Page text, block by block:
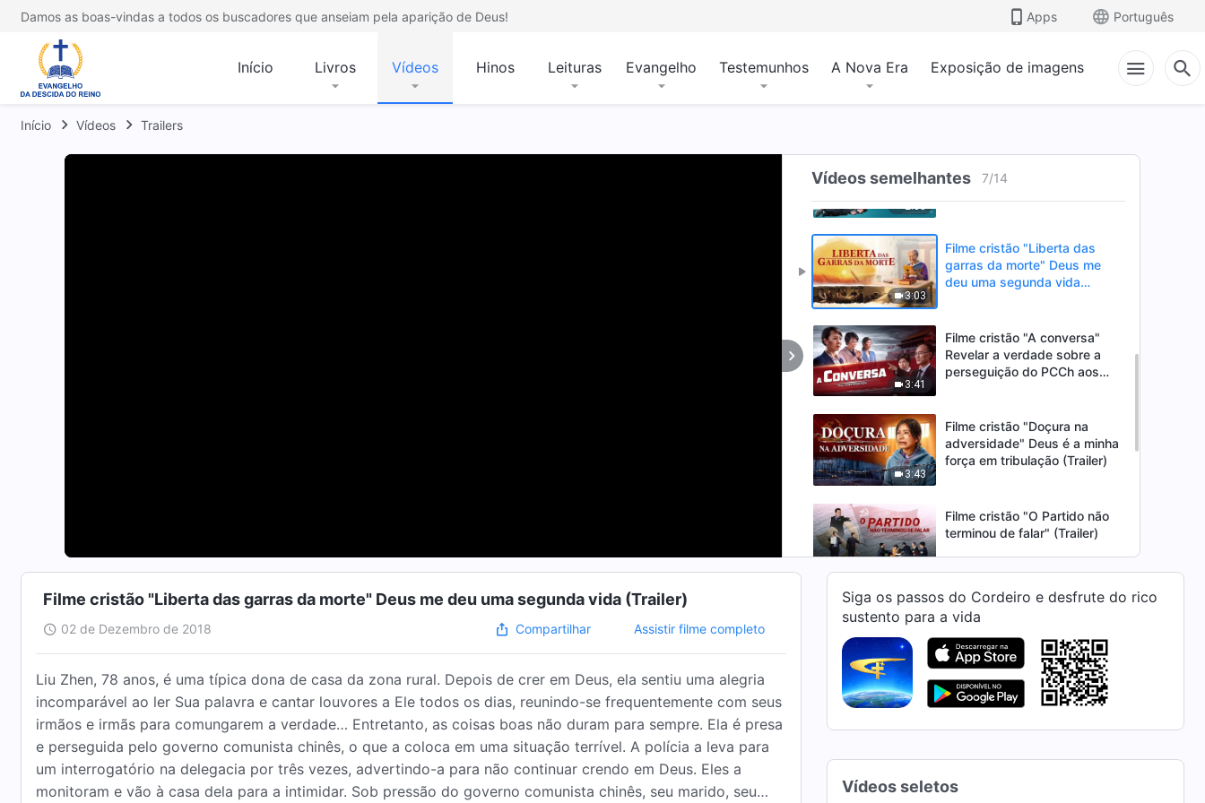
Damos as boas-vindas a todos os buscadores que anseiam pela aparição de Deus! Apps Português
Início Livros Vídeos Hinos Leituras Evangelho Testemunhos A Nova Era Exposição de imagens
Início Vídeos Trailers
Vídeos semelhantes 7/14
verdadeira de um cristão de
Filme cristão "Marcada" 28
2:35
Filme gospel "17? Nem aqui,
nem no inferno!" A história da
3:03
Filme cristão "Liberta das
garras da morte" Deus me
deu uma segunda vida
3:41
Filme cristão "A conversa"
Revelar a verdade sobre a
perseguição do PCCh aos
3:43
Filme cristão "Doçura na
adversidade" Deus é a minha
força em tribulação (Trailer)
Filme cristão "O Partido não
terminou de falar" (Trailer)
1:43
Filme cristão "Nas
profundezas do inverno"
Deus é o poder da minha vida
(Trailer)
Filme cristão "Reeducação
vermelha em casa" Os
cristãos decidem seguir
Filme cristão "As mentiras do
Filme cristão "Liberta das garras da morte" Deus me deu uma segunda vida (Trailer)
02 de Dezembro de 2018 Compartilhar Assistir filme completo
Liu Zhen, 78 anos, é uma típica dona de casa da zona rural. Depois de crer em Deus, ela sentiu uma alegria
incomparável ao ler Sua palavra e cantar louvores a Ele todos os dias, reunindo-se frequentemente com seus
irmãos e irmãs para comungarem a verdade… Entretanto, as coisas boas não duram para sempre. Ela é presa
e perseguida pelo governo comunista chinês, o que a coloca em uma situação terrível. A polícia a leva para
um interrogatório na delegacia por três vezes, advertindo-a para não continuar crendo em Deus. Eles a
monitoram e vão à casa dela para a intimidar. Sob pressão do governo comunista chinês, seu marido, seu
Siga os passos do Cordeiro e desfrute do rico
sustento para a vida
Vídeos seletos